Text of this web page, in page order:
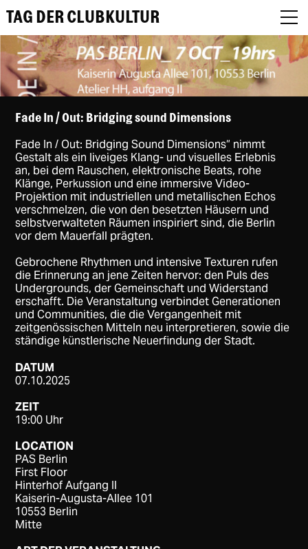
About
Programm
Podcast
Festival Recap
Award Jury
DE
EN
TAG DER CLUBKULTUR
Fade In / Out: Bridging sound Dimensions
Fade In / Out: Bridging Sound Dimensions“ nimmt
Gestalt als ein liveiges Klang- und visuelles Erlebnis
an, bei dem Rauschen, elektronische Beats, rohe
Klänge, Perkussion und eine immersive Video-
Projektion mit industriellen und metallischen Echos
verschmelzen, die von den besetzten Häusern und
selbstverwalteten Räumen inspiriert sind, die Berlin
vor dem Mauerfall prägten.
Gebrochene Rhythmen und intensive Texturen rufen
die Erinnerung an jene Zeiten hervor: den Puls des
Undergrounds, der Gemeinschaft und Widerstand
erschafft. Die Veranstaltung verbindet Generationen
und Communities, die die Vergangenheit mit
zeitgenössischen Mitteln neu interpretieren, sowie die
ständige künstlerische Neuerfindung der Stadt.
DATUM
07.10.2025
ZEIT
19:00 Uhr
LOCATION
PAS Berlin
First Floor
Hinterhof Aufgang II
Kaiserin-Augusta-Allee 101
10553 Berlin
Mitte